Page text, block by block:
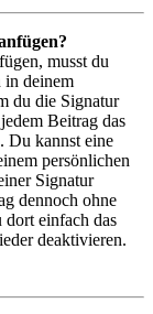
musst du
in deinem
du die Signatur
Beitrag das
Du kannst eine
persönlichen
Signatur
dennoch ohne
dort einfach das
deaktivieren.